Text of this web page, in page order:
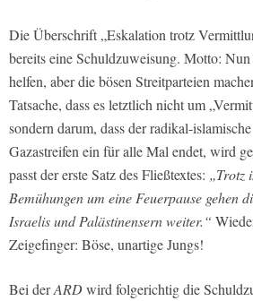
Die Überschrift „Eskalation trotz
bereits eine Schuldzuweisung. Motto:
helfen, aber die bösen Streitparteien
Tatsache, dass es letztlich nicht um
sondern darum, dass der radikal-
Gazastreifen ein für alle Mal endet, wird
passt der erste Satz des Fließtextes: „Trotz
Bemühungen um eine Feuerpause gehen
Israelis und Palästinensern weiter.“
Zeigefinger: Böse, unartige Jungs!
Bei derARDwird folgerichtig die